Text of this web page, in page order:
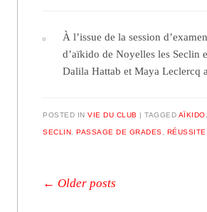
À l’issue de la session
d’aïkido de Noyelles les Seclin
Dalila Hattab et Maya
POSTED INVIE DU CLUB TAGGED AÏKIDO
SECLIN ,PASSAGE DE GRADES RÉUSSITE
Post navigation
← Older posts